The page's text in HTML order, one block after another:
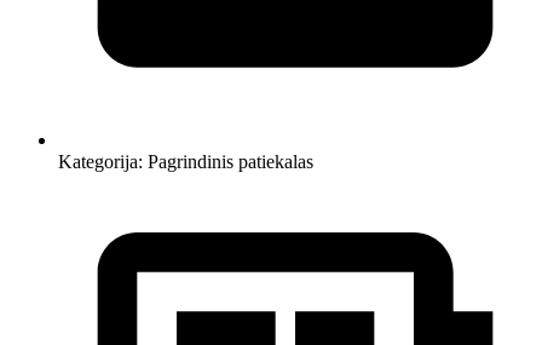
Kategorija: Pagrindinis patiekalas